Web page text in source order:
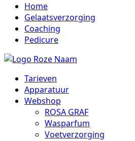
Home
Gelaatsverzorging
Coaching
Pedicure
Tarieven
Apparatuur
Webshop
ROSA GRAF
Wasparfum
Voetverzorging